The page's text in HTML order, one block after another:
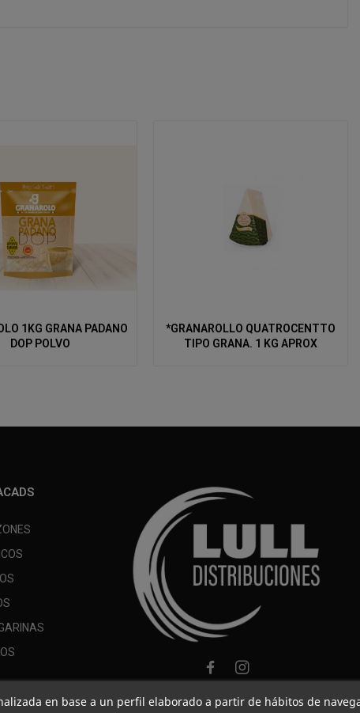
PADANO
DOP POLVO
*GRANAROLLO QUATROCENTTO
TIPO GRANA. 1 KG APROX
en base a un perfil elaborado a partir de hábitos de